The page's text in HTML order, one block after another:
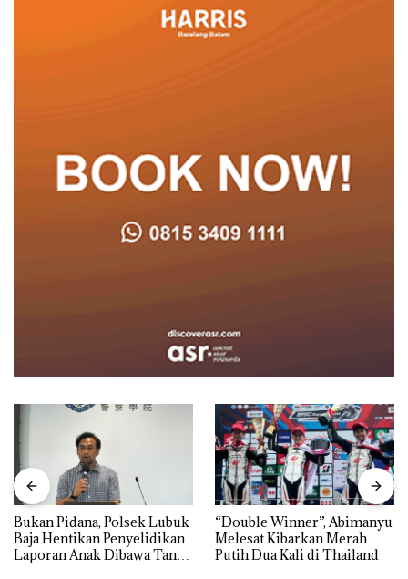
Bukan Pidana, Polsek Lubuk
Baja Hentikan Penyelidikan
Laporan Anak Dibawa Tanpa
“Double Winner”, Abimanyu
Melesat Kibarkan Merah
Putih Dua Kali di Thailand